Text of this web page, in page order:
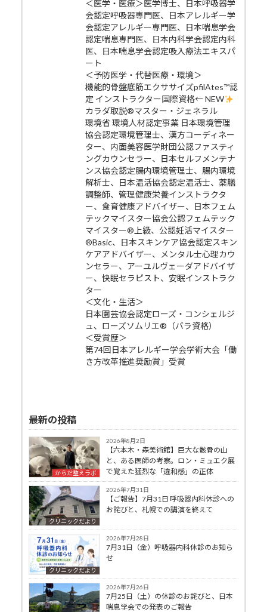
＜医学・医療＞医学博士、日本呼吸器学
会認定呼吸器専門医、日本アレルギー学
会認定アレルギー専門医、日本喘息学会
認定喘息専門医、日本内科学会認定内科
医、日本喘息学会認定吸入療法エキスパ
ート
＜予防医学・代替医療・環境＞
機能的骨盤底筋エクササイズpfilAtes™認
定 インストラクター国際資格← NEW
カラダ取説®マスター・ジェネラル
環境省 環境人材認定事業 日本環境管理
協会認定環境管理士、漢方コーディネー
ター、内面美容医学財団公認ファスティ
ングカウンセラー、日本セルフメンテナ
ンス協会認定腸内環境管理士、腸内環境
解析士、日本温活協会認定温活士、薬膳
調整師、管理健康栄養インストラクタ
ー、食育健康アドバイザー、日本フェム
テックマイスター協会公認フェムテック
マイスター®上級、公認妊活マイスター
®Basic、日本スキンケア協会認定スキン
ケアアドバイザー、メンタル士心理カウ
ンセラー、アーユルヴェーダアドバイザ
ー、快眠セラピスト、安眠インストラク
ター
＜文化・生活＞
日本園芸協会認定ローズ・コンシェルジ
ュ、ローズソムリエ®（バラ資格）
＜受賞歴＞
第74回日本アレルギー学会学術大会「働
き方改革推進奨励賞」受賞
最新の投稿
からだ整えラボ
2026年8月2日
【六本木・森美術館】巨大な骸骨の山
と、ある医師の考察。ロン・ミュエク展
で覚えた猛烈な「違和感」の正体
クリニックだより
2026年7月31日
【ご報告】7月31日 呼吸器内科休診への
お詫びと、札幌での講演を終えて
クリニックだより
2026年7月28日
7月31日（金）呼吸器内科休診のお知ら
せ
2026年7月26日
7月25日（土）の休診のお詫びと、日本
喘息学会での発表のご報告